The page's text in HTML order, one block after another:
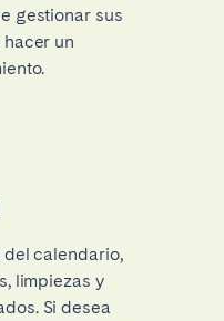
gestionar sus
un
del calendario,
limpiezas y
Si desea